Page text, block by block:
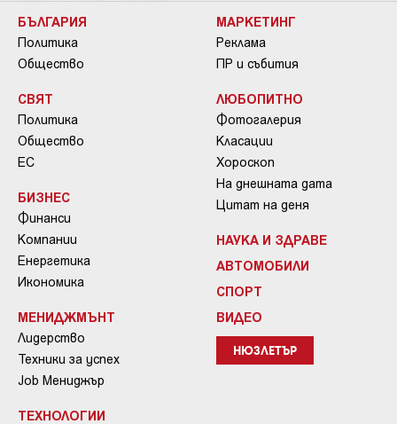
БЪЛГАРИЯ
Политика
Общество
СВЯТ
Политика
Общество
ЕС
БИЗНЕС
Финанси
Компании
Енергетика
Икономика
МЕНИДЖМЪНТ
Лидерство
Техники за успех
Job Мениджър
ТЕХНОЛОГИИ
МАРКЕТИНГ
Реклама
ПР и събития
ЛЮБОПИТНО
Фотогалерия
Класации
Хороскоп
На днешната дата
Цитат на деня
НАУКА И ЗДРАВЕ
АВТОМОБИЛИ
СПОРТ
ВИДЕО
НЮЗЛЕТЪР